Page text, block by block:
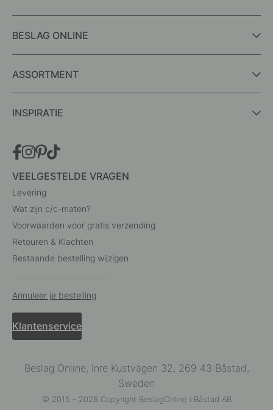
BESLAG ONLINE
ASSORTMENT
INSPIRATIE
VEELGESTELDE VRAGEN
Levering
Wat zijn c/c-maten?
Voorwaarden voor gratis verzending
Retouren & Klachten
Bestaande bestelling wijzigen
Annuleer je bestelling
Klantenservice
Beslag Online, Inre Kustvägen 32, 269 43 Båstad,
Sweden
© 2015 - 2026 Copyright BeslagOnline i Båstad AB